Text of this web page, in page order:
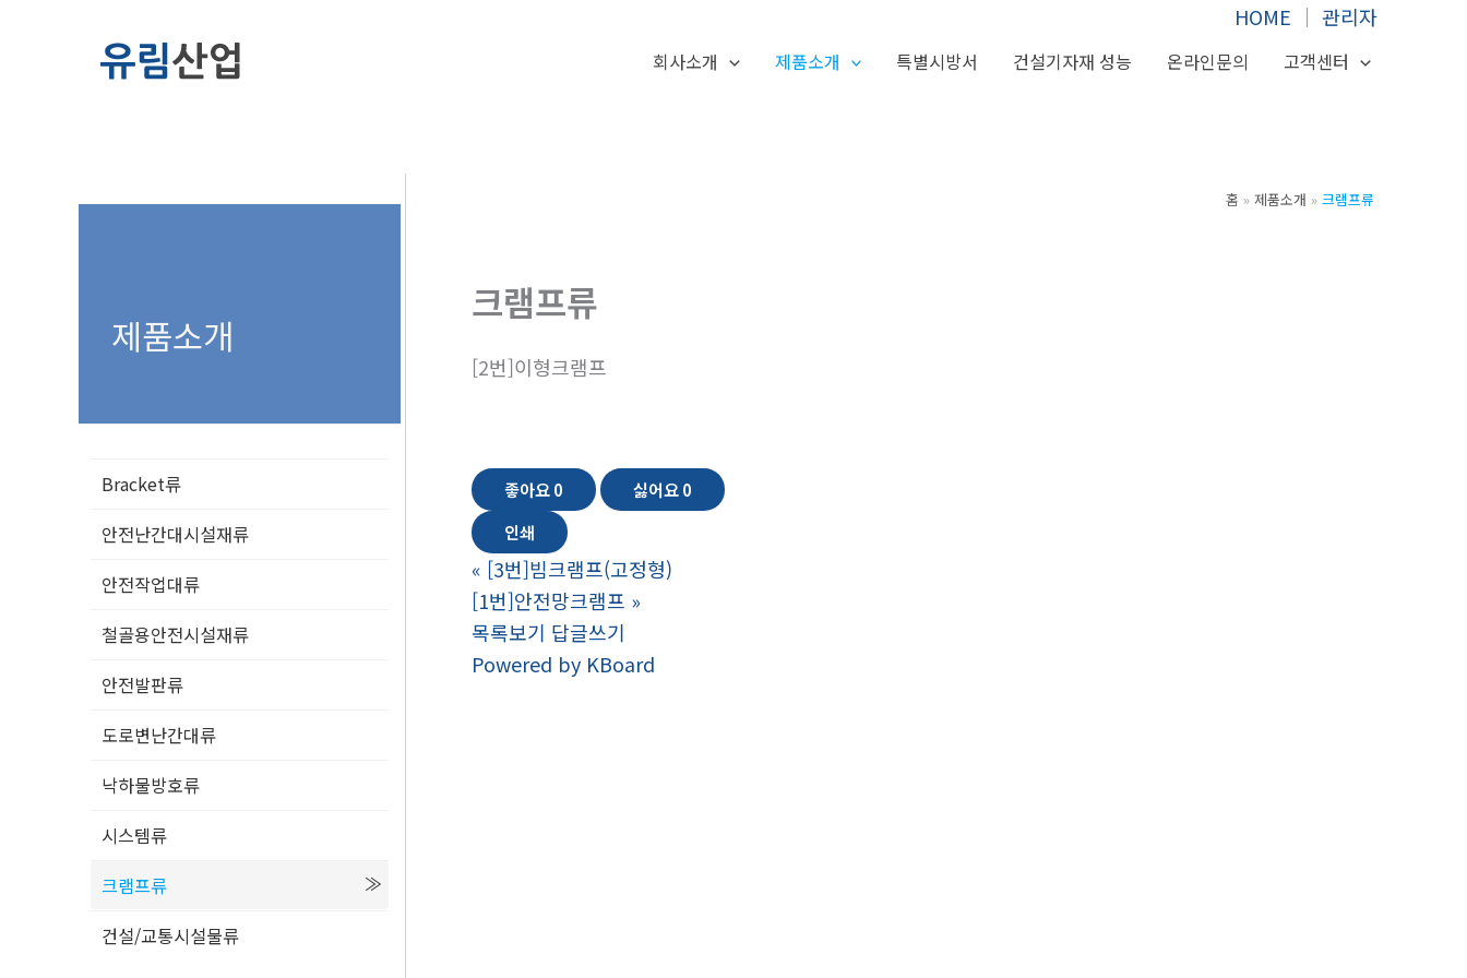
HOME │ 관리자
회사소개 제품소개 특별시방서 건설기자재 성능 온라인문의 고객센터
제품소개
Bracket류
안전난간대시설재류
안전작업대류
철골용안전시설재류
안전발판류
도로변난간대류
낙하물방호류
시스템류
크램프류
건설/교통시설물류
홈 제품소개 크램프류
크램프류
[2번]이형크램프
좋아요0 싫어요0
인쇄
« [3번]빔크램프(고정형)
[1번]안전망크램프 »
목록보기 답글쓰기
Powered by KBoard